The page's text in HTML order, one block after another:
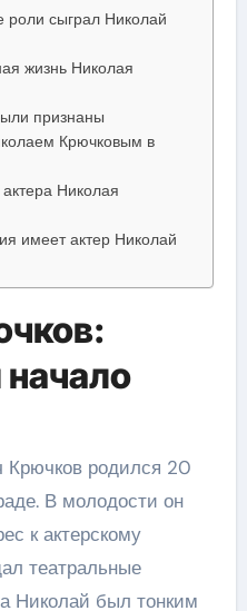
роли сыграл Николай
жизнь Николая
признаны
Крючковым в
Николая
имеет актер Николай
Крючков родился 20
В молодости он
к актерскому
театральные
Николай был тонким